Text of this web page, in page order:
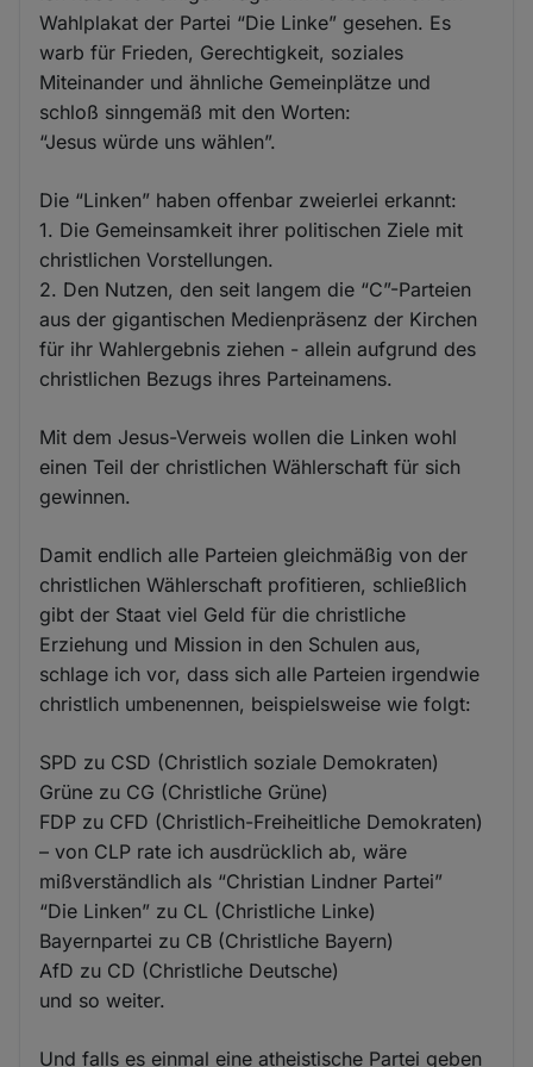
Wahlplakat der Partei “Die Linke” gesehen. Es
warb für Frieden, Gerechtigkeit, soziales
Miteinander und ähnliche Gemeinplätze und
schloß sinngemäß mit den Worten:
“Jesus würde uns wählen”.
Die “Linken” haben offenbar zweierlei erkannt:
1. Die Gemeinsamkeit ihrer politischen Ziele mit
christlichen Vorstellungen.
2. Den Nutzen, den seit langem die “C”-Parteien
aus der gigantischen Medienpräsenz der Kirchen
für ihr Wahlergebnis ziehen - allein aufgrund des
christlichen Bezugs ihres Parteinamens.
Mit dem Jesus-Verweis wollen die Linken wohl
einen Teil der christlichen Wählerschaft für sich
gewinnen.
Damit endlich alle Parteien gleichmäßig von der
christlichen Wählerschaft profitieren, schließlich
gibt der Staat viel Geld für die christliche
Erziehung und Mission in den Schulen aus,
schlage ich vor, dass sich alle Parteien irgendwie
christlich umbenennen, beispielsweise wie folgt:
SPD zu CSD (Christlich soziale Demokraten)
Grüne zu CG (Christliche Grüne)
FDP zu CFD (Christlich-Freiheitliche Demokraten)
– von CLP rate ich ausdrücklich ab, wäre
mißverständlich als “Christian Lindner Partei”
“Die Linken” zu CL (Christliche Linke)
Bayernpartei zu CB (Christliche Bayern)
AfD zu CD (Christliche Deutsche)
und so weiter.
Und falls es einmal eine atheistische Partei geben